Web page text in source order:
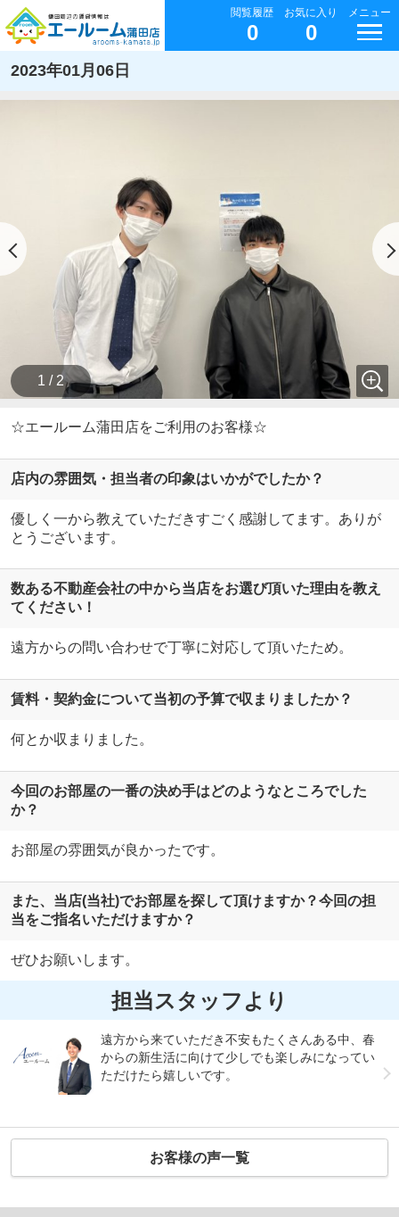
閲覧履歴
0
お気に入り
0
メニュー
2023年01月06日
1 / 2
☆エールーム蒲田店をご利用のお客様☆
店内の雰囲気・担当者の印象はいかがでしたか？
優しく一から教えていただきすごく感謝してます。ありが
とうございます。
数ある不動産会社の中から当店をお選び頂いた理由を教え
てください！
遠方からの問い合わせで丁寧に対応して頂いたため。
賃料・契約金について当初の予算で収まりましたか？
何とか収まりました。
今回のお部屋の一番の決め手はどのようなところでした
か？
お部屋の雰囲気が良かったです。
また、当店(当社)でお部屋を探して頂けますか？今回の担
当をご指名いただけますか？
ぜひお願いします。
担当スタッフより
遠方から来ていただき不安もたくさんある中、春
からの新生活に向けて少しでも楽しみになってい
ただけたら嬉しいです。
お客様の声一覧